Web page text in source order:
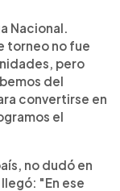
Nacional.
torneo no fue
pero
del
convertirse en
el
no dudó en
"En ese